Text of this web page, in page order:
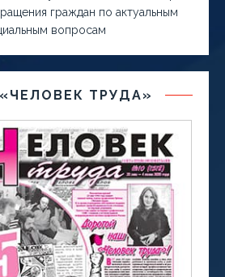
граждан по актуальным
вопросам
ТРУДА»